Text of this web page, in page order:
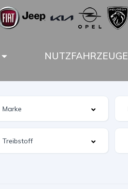
NUTZFAHRZEUGE